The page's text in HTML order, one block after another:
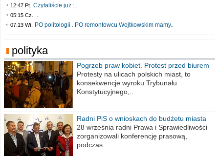
12:47 Pt. Czytaliście już :..
05:15 Cz. ..
07:13 Wt. PO politologii . PO remontowcu Wojtkowskim mamy..
polityka
Pogrzeb praw kobiet. Protest przed biurem
poselskim PiS
Protesty na ulicach polskich miast, to
konsekwencje wyroku Trybunału
Konstytucyjnego,..
Radni PiS o wnioskach do budżetu miasta
na 2021 rok
28 września radni Prawa i Sprawiedliwości
zorganizowali konferencję prasową,
podczas..